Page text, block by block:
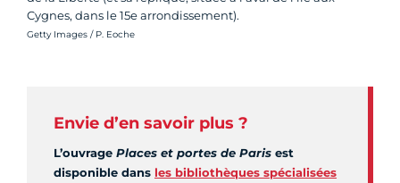
Cygnes, dans le 15e arrondissement).
Crédit photo :
Getty Images / P. Eoche
Envie d’en savoir plus ?
L’ouvrage Places et portes de Paris est
disponible dans les bibliothèques spécialisées